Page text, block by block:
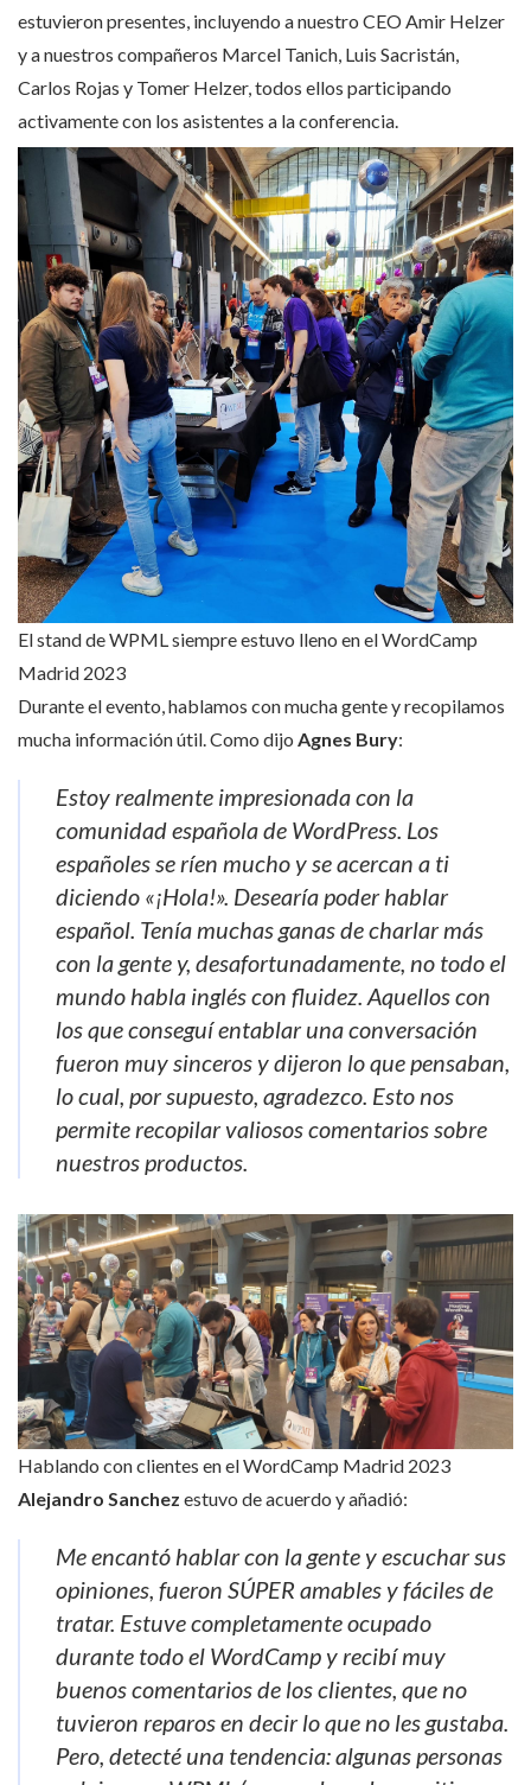
estuvieron presentes, incluyendo a nuestro CEO Amir Helzer
y a nuestros compañeros Marcel Tanich, Luis Sacristán,
Carlos Rojas y Tomer Helzer, todos ellos participando
activamente con los asistentes a la conferencia.
El stand de WPML siempre estuvo lleno en el WordCamp
Madrid 2023
Durante el evento, hablamos con mucha gente y recopilamos
mucha información útil. Como dijo Agnes Bury:
Estoy realmente impresionada con la
comunidad española de WordPress. Los
españoles se ríen mucho y se acercan a ti
diciendo «¡Hola!». Desearía poder hablar
español. Tenía muchas ganas de charlar más
con la gente y, desafortunadamente, no todo el
mundo habla inglés con fluidez. Aquellos con
los que conseguí entablar una conversación
fueron muy sinceros y dijeron lo que pensaban,
lo cual, por supuesto, agradezco. Esto nos
permite recopilar valiosos comentarios sobre
nuestros productos.
Hablando con clientes en el WordCamp Madrid 2023
Alejandro Sanchez estuvo de acuerdo y añadió:
Me encantó hablar con la gente y escuchar sus
opiniones, fueron SÚPER amables y fáciles de
tratar. Estuve completamente ocupado
durante todo el WordCamp y recibí muy
buenos comentarios de los clientes, que no
tuvieron reparos en decir lo que no les gustaba.
Pero, detecté una tendencia: algunas personas